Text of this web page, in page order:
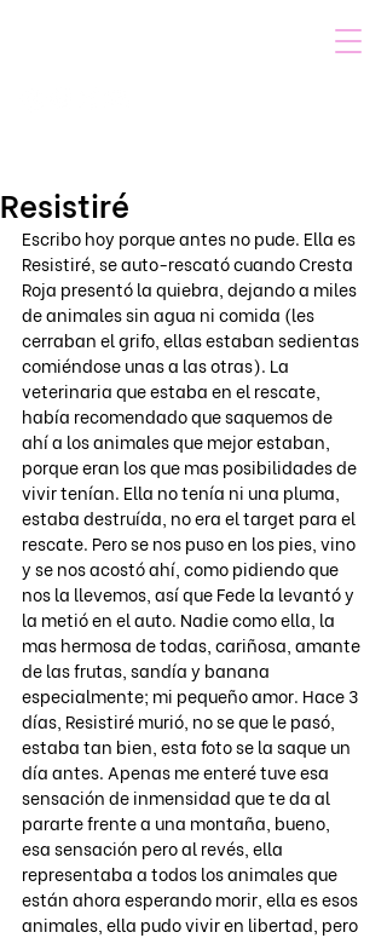
Resistiré
Escribo hoy porque antes no pude. Ella es
Resistiré, se auto-rescató cuando Cresta
Roja presentó la quiebra, dejando a miles
de animales sin agua ni comida (les
cerraban el grifo, ellas estaban sedientas
comiéndose unas a las otras). La
veterinaria que estaba en el rescate,
había recomendado que saquemos de
ahí a los animales que mejor estaban,
porque eran los que mas posibilidades de
vivir tenían. Ella no tenía ni una pluma,
estaba destruída, no era el target para el
rescate. Pero se nos puso en los pies, vino
y se nos acostó ahí, como pidiendo que
nos la llevemos, así que Fede la levantó y
la metió en el auto. Nadie como ella, la
mas hermosa de todas, cariñosa, amante
de las frutas, sandía y banana
especialmente; mi pequeño amor. Hace 3
días, Resistiré murió, no se que le pasó,
estaba tan bien, esta foto se la saque un
día antes. Apenas me enteré tuve esa
sensación de inmensidad que te da al
pararte frente a una montaña, bueno,
esa sensación pero al revés, ella
representaba a todos los animales que
están ahora esperando morir, ella es esos
animales, ella pudo vivir en libertad, pero